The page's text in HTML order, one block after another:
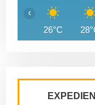
26°C
‹